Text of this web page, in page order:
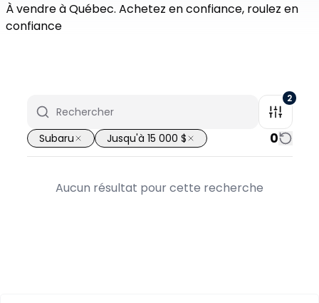
À vendre à Québec. Achetez en confiance, roulez en
confiance
2
Subaru Jusqu'à 15 000 $ 0
Aucun résultat pour cette recherche